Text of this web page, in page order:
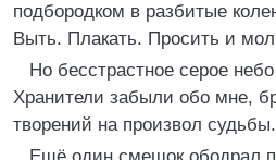
подбородком в разбитые
Выть. Плакать. Просить и
Но бесстрастное серое
Хранители забыли обо мне,
творений на произвол судьбы.